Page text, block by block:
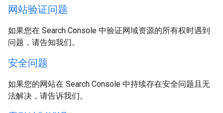
网站验证问题
如果您在 Search Console 中验证网域资源的所有权时遇到
问题，请告知我们。
安全问题
如果您的网站在 Search Console 中持续存在安全问题且无
法解决，请告诉我们。